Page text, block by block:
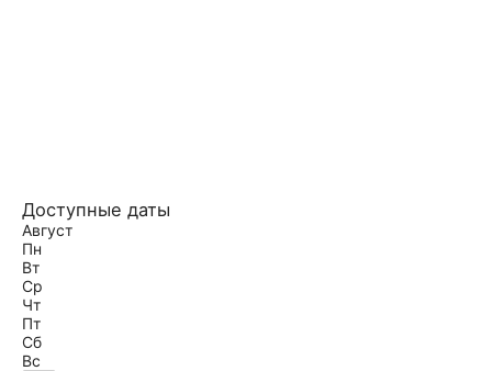
Доступные даты
Август
Пн
Вт
Ср
Чт
Пт
Сб
Вс